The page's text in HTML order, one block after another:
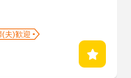
(夫)歓迎